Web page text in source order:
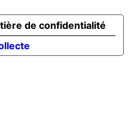
de confidentialité